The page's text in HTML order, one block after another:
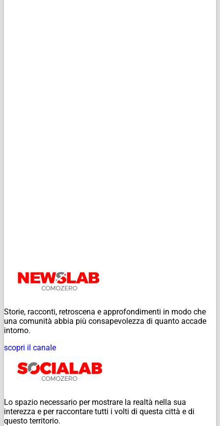
Storie, racconti, retroscena e approfondimenti in modo che
una comunità abbia più consapevolezza di quanto accade
intorno.
scopri il canale
Lo spazio necessario per mostrare la realtà nella sua
interezza e per raccontare tutti i volti di questa città e di
questo territorio.